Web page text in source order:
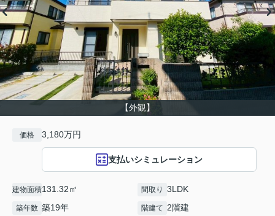
【外観】
価格 3,180万円
支払いシミュレーション
建物面積131.32㎡ 間取り 3LDK
築年数 築19年 階建て 2階建